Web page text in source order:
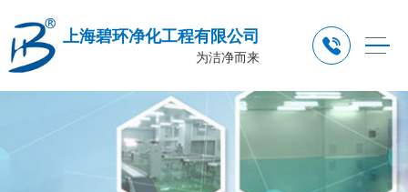
上海碧环净化工程有限公司
为洁净而来